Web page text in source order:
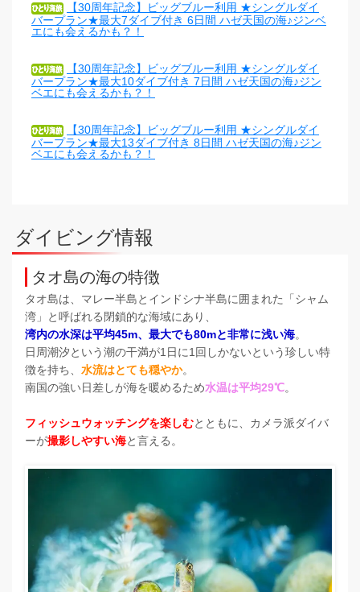
【30周年記念】ビッグブルー利用 ★シングルダイ
バープラン★最大7ダイブ付き 6日間 ハゼ天国の海♪ジンベ
エにも会えるかも？！
【30周年記念】ビッグブルー利用 ★シングルダイ
バープラン★最大10ダイブ付き 7日間 ハゼ天国の海♪ジン
ベエにも会えるかも？！
【30周年記念】ビッグブルー利用 ★シングルダイ
バープラン★最大13ダイブ付き 8日間 ハゼ天国の海♪ジン
ベエにも会えるかも？！
ダイビング情報
タオ島の海の特徴
タオ島は、マレー半島とインドシナ半島に囲まれた「シャム
湾」と呼ばれる閉鎖的な海域にあり、
湾内の水深は平均45m、最大でも80mと非常に浅い海。
日周潮汐という潮の干満が1日に1回しかないという珍しい特
徴を持ち、 水流はとても穏やか。
南国の強い日差しが海を暖めるため水温は平均29℃。
フィッシュウォッチングを楽しむとともに、カメラ派ダイバ
ーが撮影しやすい海と言える。